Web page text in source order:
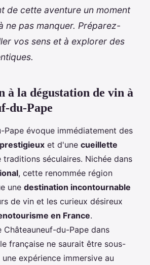
de cette aventure un moment
ne pas manquer. Préparez-
vos sens et à explorer des
à la dégustation de vin à
du-Pape
Pape évoque immédiatement des
et d'une cueillette
traditions séculaires. Nichée dans
, cette renommée région
une destination incontournable
de vin et les curieux désireux
en France.
Châteauneuf-du-Pape dans
française ne saurait être sous-
expérience immersive au